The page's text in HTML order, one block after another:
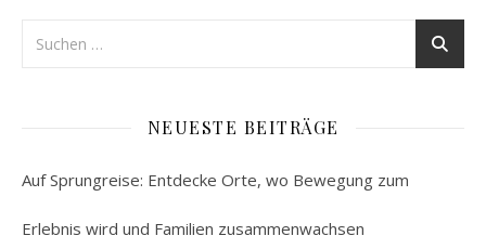
NEUESTE BEITRÄGE
Auf Sprungreise: Entdecke Orte, wo Bewegung zum
Erlebnis wird und Familien zusammenwachsen